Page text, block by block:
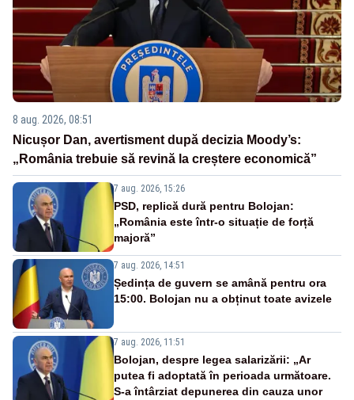
8 aug. 2026, 08:51
Nicușor Dan, avertisment după decizia Moody’s:
„România trebuie să revină la creștere economică”
7 aug. 2026, 15:26
PSD, replică dură pentru Bolojan:
„România este într-o situație de forță
majoră”
7 aug. 2026, 14:51
Ședința de guvern se amână pentru ora
15:00. Bolojan nu a obținut toate avizele
7 aug. 2026, 11:51
Bolojan, despre legea salarizării: „Ar
putea fi adoptată în perioada următoare.
S-a întârziat depunerea din cauza unor